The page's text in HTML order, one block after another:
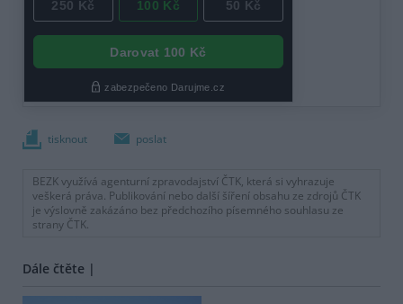
tisknout poslat
BEZK využívá agenturní zpravodajství ČTK, která si vyhrazuje
veškerá práva. Publikování nebo další šíření obsahu ze zdrojů ČTK
je výslovně zakázáno bez předchozího písemného souhlasu ze
strany ČTK.
Dále čtěte |